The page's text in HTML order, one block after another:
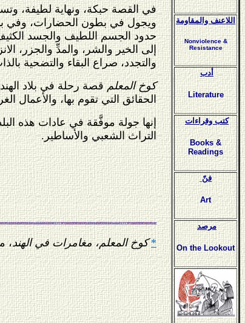
في القصة حبكة، ونهاية لطيفة،
ويجول في بطون الحضارات، وفي
حدود الجسم اللطيف والجسد
إلى الخير والشر، والمدِّ والجزر،
والتجدد، صراع البقاء والتضحية
كوخ المعلمقصة رحلة في بلاد
الحقائق التي تقوم بها، والأعمال
إنها جولة موفَّقة في عادات هذه
التراث الشعبي والأساطير.
* كوخ المعلم، مغامرات في الهند،
اللاعنف والمقاومة
Nonviolence &
Resistance
أدب
Literature
كتب وقراءات
Books &
Readings
فنّ
Art
مرصد
On the Lookout